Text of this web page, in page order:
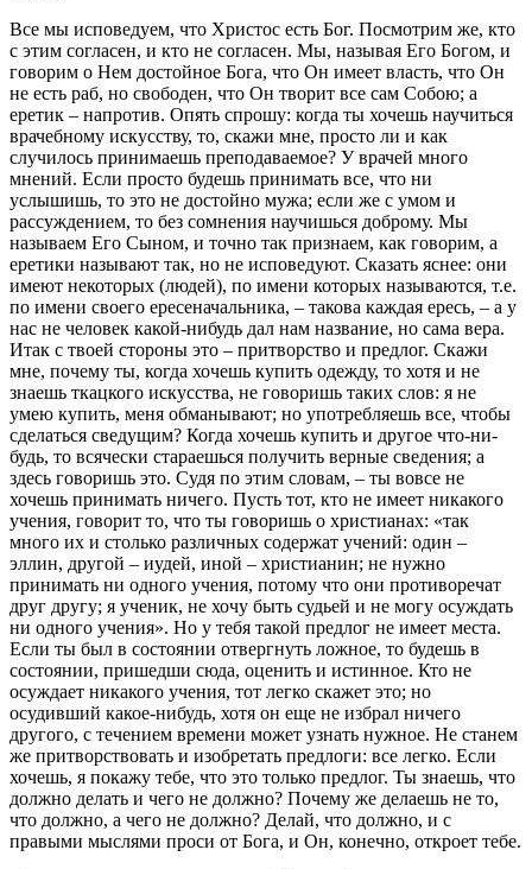
Все мы исповедуем, что Христос есть Бог. Посмотрим же, кто
с этим согласен, и кто не согла­сен. Мы, называя Его Богом, и
говорим о Нем достойное Бога, что Он имеет власть, что Он
не есть раб, но свобо­ден, что Он творит все сам Собою; а
еретик – напротив. Опять спрошу: когда ты хочешь научиться
врачебному искусству, то, скажи мне, просто ли и как
случилось принимаешь преподаваемое? У врачей много
мнений. Если просто будешь при­нимать все, что ни
услышишь, то это не достойно мужа; если же с умом и
рассуждением, то без сомнения научишься доброму. Мы
называем Его Сыном, и точно так признаем, как гово­рим, а
еретики называют так, но не исповедуют. Сказать яснее: они
имеют некоторых (людей), по имени которых назы­ваются, т.е.
по имени своего ересеначальника, – такова каждая ересь, – а у
нас не человек какой-нибудь дал нам название, но сама вера.
Итак с твоей стороны это – притворство и предлог. Скажи
мне, почему ты, когда хочешь купить одежду, то хотя и не
знаешь ткацкого искусства, не говоришь таких слов: я не
умею купить, меня обманывают; но употребляешь все, чтобы
сделаться сведущим? Когда хочешь купить и другое что-ни­
будь, то всячески стараешься получить верные сведения; а
здесь говоришь это. Судя по этим словам, – ты вовсе не
хочешь принимать ничего. Пусть тот, кто не имеет никакого
учения, говорит то, что ты говоришь о христианах: «так
много их и столько различных содержат учений: один –
эллин, другой – иудей, иной – христианин; не нужно
принимать ни одного учения, потому что они противоречат
друг другу; я ученик, не хочу быть судьей и не могу осуждать
ни одного учения». Но у тебя такой предлог не имеет места.
Если ты был в состоянии отвергнуть ложное, то будешь в
состоянии, пришедши сюда, оценить и истинное. Кто не
осуждает ника­кого учения, тот легко скажет это; но
осудивший какое-нибудь, хотя он еще не избрал ничего
другого, с течением времени может узнать нужное. Не станем
же притворствовать и изобре­тать предлоги: все легко. Если
хочешь, я покажу тебе, что это только предлог. Ты знаешь, что
должно делать и чего не долж­но? Почему же делаешь не то,
что должно, а чего не должно? Делай, что должно, и с
правыми мыслями проси от Бога, и Он, конечно, откроет тебе.